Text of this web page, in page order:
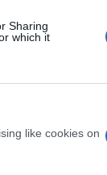
Sharing
which it
like cookies on